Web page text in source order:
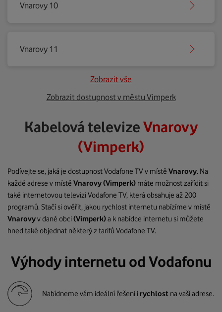
Vnarovy 10
Vnarovy 11
Zobrazit vše
Zobrazit dostupnost v městu Vimperk
Kabelová televizeVnarovy
(Vimperk)
Podívejte se, jaká je dostupnost Vodafone TV v místě Vnarovy. Na
každé adrese v místě Vnarovy(Vimperk) máte možnost zařídit si
také internetovou televizi Vodafone TV, která obsahuje až 200
programů. Stačí si ověřit, jakou rychlost internetu nabízíme v místě
Vnarovyv dané obci(Vimperk)a k nabídce internetu si můžete
hned také objednat některý z tarifů Vodafone TV.
Výhody internetu od Vodafonu
Nabídneme vám ideální řešení i rychlost na vaší adrese.